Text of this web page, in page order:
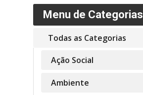
Menu de Categorias
Todas as Categorias
Ação Social
Ambiente